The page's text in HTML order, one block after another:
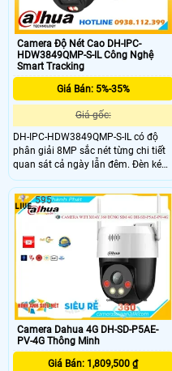
Camera Độ Nét Cao DH-IPC-
HDW3849QMP-S-IL Công Nghệ
Smart Tracking
Giá Bán: 5%-35%
Giá gốc:
DH-IPC-HDW3849QMP-S-IL có độ
phân giải 8MP sắc nét từng chi tiết
quan sát cả ngày lẫn đêm. Đèn kép
hồng ngoại và ánh sáng trắng cho
tầm nhìn đến 30m. Tích hợp Mic ghi
âm chuẩn xác hỗ trợ theo dõi đầy
đủ hơn. Nhận diện chính xác người
và phương tiện hạn chế cảnh báo
sai tạo sự an tâm khi giám sát.
Camera Dahua 4G DH-SD-P5AE-
PV-4G Thông Minh
Giá Bán: 1,809,500 ₫
595